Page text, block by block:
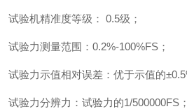
试验机精准度等级 ： 0.5级 ；
试验力测量范围 ： 0.2%-100%FS ；
试验力示值相对误差 ： 优于示值的±
试验力分辨力 ： 试验力的1/500000FS ；